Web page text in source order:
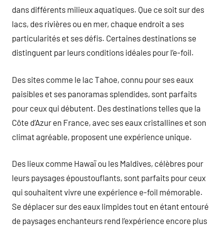
dans différents milieux aquatiques. Que ce soit sur des
lacs, des rivières ou en mer, chaque endroit a ses
particularités et ses défis. Certaines destinations se
distinguent par leurs conditions idéales pour l’e-foil.
Des sites comme le lac Tahoe, connu pour ses eaux
paisibles et ses panoramas splendides, sont parfaits
pour ceux qui débutent. Des destinations telles que la
Côte d’Azur en France, avec ses eaux cristallines et son
climat agréable, proposent une expérience unique.
Des lieux comme Hawaï ou les Maldives, célèbres pour
leurs paysages époustouflants, sont parfaits pour ceux
qui souhaitent vivre une expérience e-foil mémorable.
Se déplacer sur des eaux limpides tout en étant entouré
de paysages enchanteurs rend l’expérience encore plus